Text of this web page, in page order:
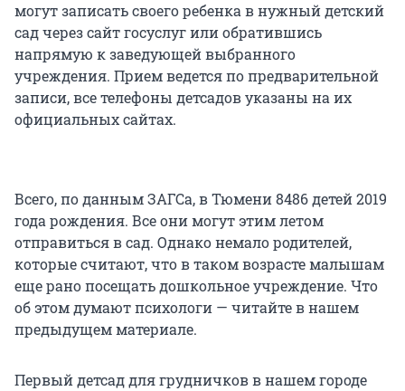
могут записать своего ребенка в нужный детский
сад через сайт госуслуг или обратившись
напрямую к заведующей выбранного
учреждения. Прием ведется по предварительной
записи, все телефоны детсадов указаны на их
официальных сайтах.
Всего, по данным ЗАГСа, в Тюмени 8486 детей 2019
года рождения. Все они могут этим летом
отправиться в сад. Однако немало родителей,
которые считают, что в таком возрасте малышам
еще рано посещать дошкольное учреждение. Что
об этом думают психологи — читайте в нашем
предыдущем материале.
Первый детсад для грудничков в нашем городе